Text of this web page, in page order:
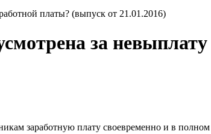
платы? (выпуск от 21.01.2016)
за
заработную плату своевременно и в